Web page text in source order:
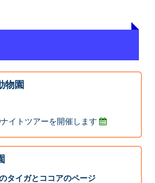
物園
イトツアーを開催します
タイガとココアのページ